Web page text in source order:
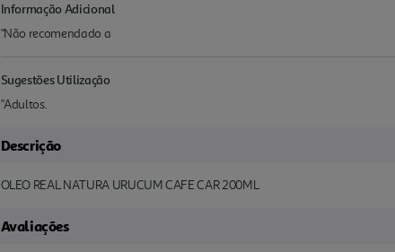
Informação Adicional
"Não recomendado a
Sugestões Utilização
"Adultos.
Descrição
OLEO REAL NATURA URUCUM CAFE CAR 200ML
Avaliações